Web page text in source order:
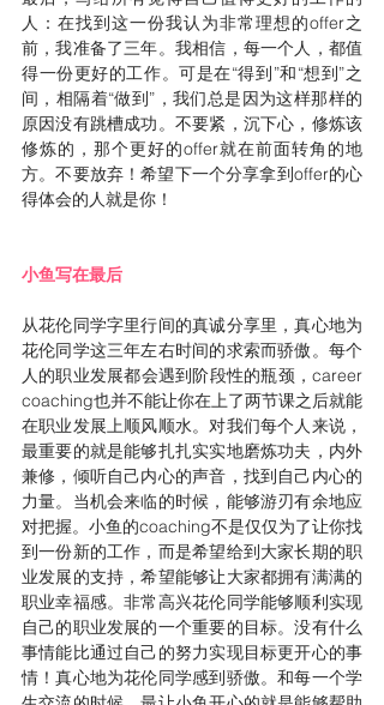
人：在找到这一份我认为非常理想的offer之
前，我准备了三年。我相信，每一个人，都值
得一份更好的工作。可是在“得到”和“想到”之
间，相隔着“做到”，我们总是因为这样那样的
原因没有跳槽成功。不要紧，沉下心，修炼该
修炼的，那个更好的offer就在前面转角的地
方。不要放弃！希望下一个分享拿到offer的心
得体会的人就是你！
小鱼写在最后
从花伦同学字里行间的真诚分享里，真心地为
花伦同学这三年左右时间的求索而骄傲。每个
人的职业发展都会遇到阶段性的瓶颈，career
coaching也并不能让你在上了两节课之后就能
在职业发展上顺风顺水。对我们每个人来说，
最重要的就是能够扎扎实实地磨炼功夫，内外
兼修，倾听自己内心的声音，找到自己内心的
力量。当机会来临的时候，能够游刃有余地应
对把握。小鱼的coaching不是仅仅为了让你找
到一份新的工作，而是希望给到大家长期的职
业发展的支持，希望能够让大家都拥有满满的
职业幸福感。非常高兴花伦同学能够顺利实现
自己的职业发展的一个重要的目标。没有什么
事情能比通过自己的努力实现目标更开心的事
情！真心地为花伦同学感到骄傲。和每一个学